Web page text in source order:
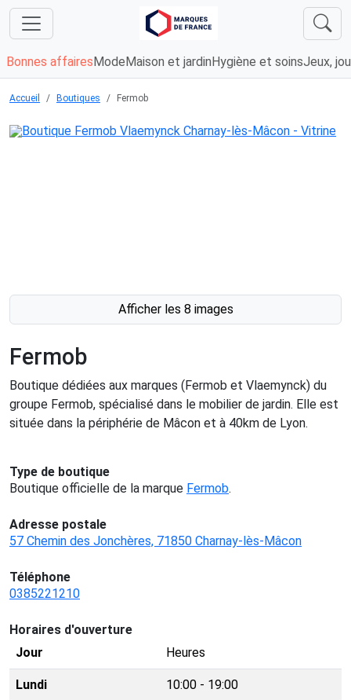
Bonnes affaires Mode Maison et jardin Hygiène et soinsJeux,
Accueil Boutiques Fermob
Afficher les 8 images
Fermob
Boutique dédiées aux marques (Fermob et Vlaemynck) du
groupe Fermob, spécialisé dans le mobilier de jardin. Elle est
située dans la périphérie de Mâcon et à 40km de Lyon.
Type de boutique
Boutique officielle de la marque Fermob.
Adresse postale
57 Chemin des Jonchères, 71850 Charnay-lès-Mâcon
Téléphone
0385221210
Horaires d'ouverture
Jour
Heures
Lundi 10:00 - 19:00